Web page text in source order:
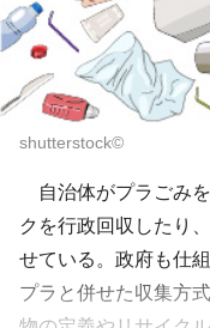
shutterstock©
自治体がプラごみ
クを行政回収したり
せている。政府も仕
プラと併せた収集方